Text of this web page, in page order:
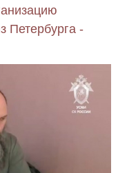
Петербурга -